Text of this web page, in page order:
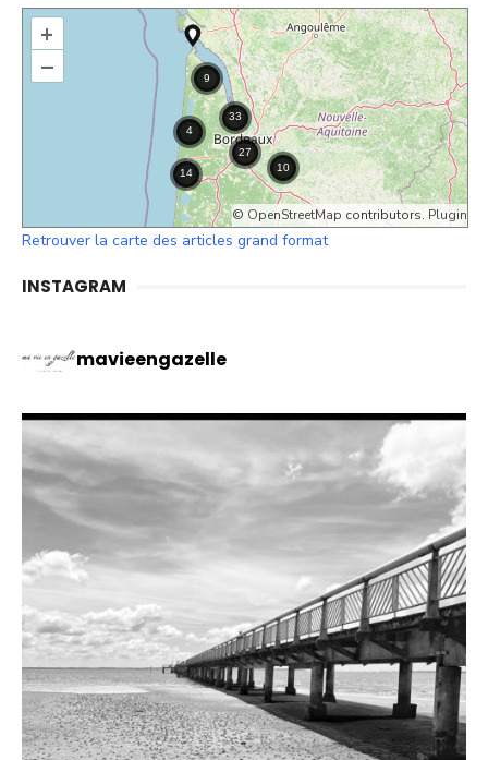
+
–
© OpenStreetMap contributors. Plugin
Retrouver la carte des articles grand format
INSTAGRAM
mavieengazelle